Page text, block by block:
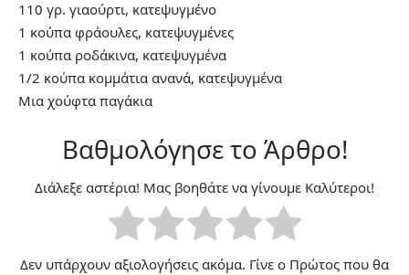
110 γρ. γιαούρτι, κατεψυγμένο
1 κούπα φράουλες, κατεψυγμένες
1 κούπα ροδάκινα, κατεψυγμένα
1/2 κούπα κομμάτια ανανά, κατεψυγμένα
Μια χούφτα παγάκια
Βαθμολόγησε το Άρθρο!
Διάλεξε αστέρια! Μας βοηθάτε να γίνουμε Καλύτεροι!
Δεν υπάρχουν αξιολογήσεις ακόμα. Γίνε ο Πρώτος που θα